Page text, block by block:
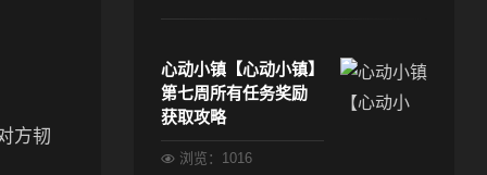
方韧
心动小镇【心动小镇】
第七周所有任务奖励
获取攻略
浏览：1016